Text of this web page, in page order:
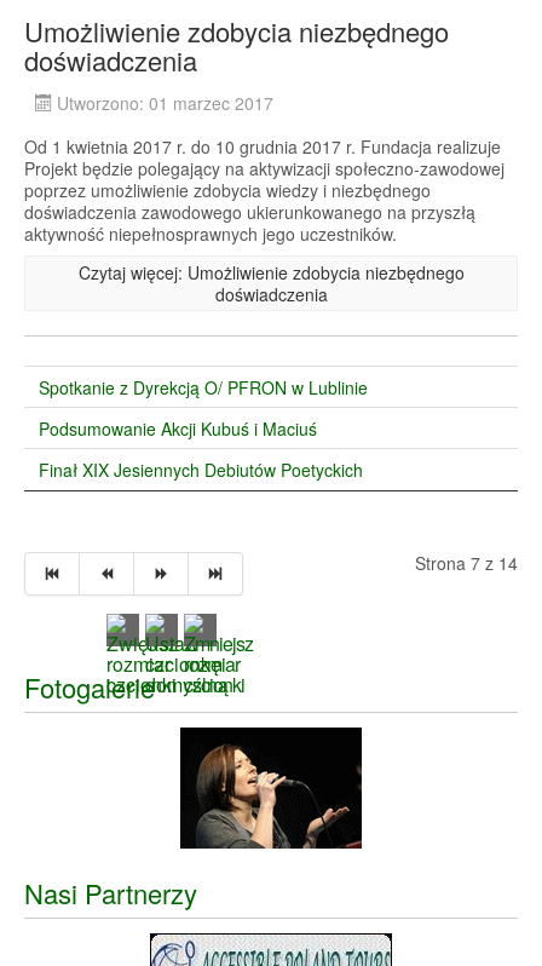
Umożliwienie zdobycia niezbędnego
doświadczenia
Utworzono: 01 marzec 2017
Od 1 kwietnia 2017 r. do 10 grudnia 2017 r. Fundacja realizuje
Projekt będzie polegający na aktywizacji społeczno-zawodowej
poprzez umożliwienie zdobycia wiedzy i niezbędnego
doświadczenia zawodowego ukierunkowanego na przyszłą
aktywność niepełnosprawnych jego uczestników.
Czytaj więcej: Umożliwienie zdobycia niezbędnego
doświadczenia
Spotkanie z Dyrekcją O/ PFRON w Lublinie
Podsumowanie Akcji Kubuś i Maciuś
Finał XIX Jesiennych Debiutów Poetyckich
Strona 7 z 14
Fotogalerie
Nasi Partnerzy